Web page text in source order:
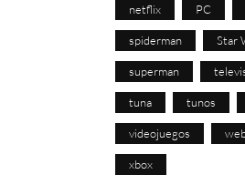
netflix PC
spiderman Star
superman
tuna tunos
videojuegos
xbox